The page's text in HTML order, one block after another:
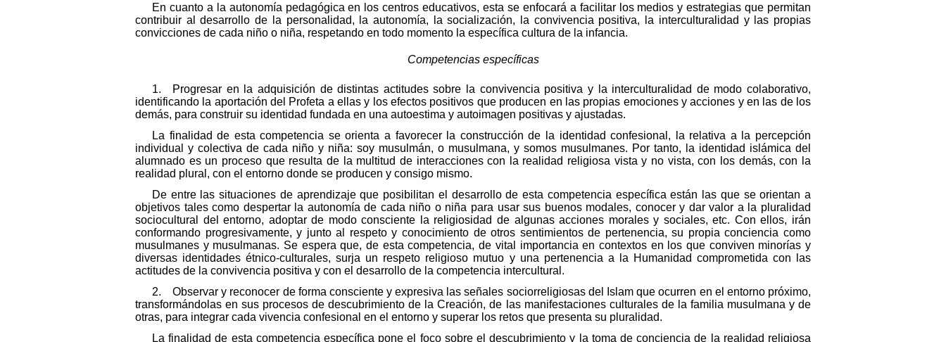
En cuanto a la autonomía pedagógica en los centros educativos, esta se enfocará a facilitar los medios y estrategias que permitan
contribuir al desarrollo de la personalidad, la autonomía, la socialización, la convivencia positiva, la interculturalidad y las propias
convicciones de cada niño o niña, respetando en todo momento la específica cultura de la infancia.
Competencias específicas
1. Progresar en la adquisición de distintas actitudes sobre la convivencia positiva y la interculturalidad de modo colaborativo,
identificando la aportación del Profeta a ellas y los efectos positivos que producen en las propias emociones y acciones y en las de los
demás, para construir su identidad fundada en una autoestima y autoimagen positivas y ajustadas.
La finalidad de esta competencia se orienta a favorecer la construcción de la identidad confesional, la relativa a la percepción
individual y colectiva de cada niño y niña: soy musulmán, o musulmana, y somos musulmanes. Por tanto, la identidad islámica del
alumnado es un proceso que resulta de la multitud de interacciones con la realidad religiosa vista y no vista, con los demás, con la
realidad plural, con el entorno donde se producen y consigo mismo.
De entre las situaciones de aprendizaje que posibilitan el desarrollo de esta competencia específica están las que se orientan a
objetivos tales como despertar la autonomía de cada niño o niña para usar sus buenos modales, conocer y dar valor a la pluralidad
sociocultural del entorno, adoptar de modo consciente la religiosidad de algunas acciones morales y sociales, etc. Con ellos, irán
conformando progresivamente, y junto al respeto y conocimiento de otros sentimientos de pertenencia, su propia conciencia como
musulmanes y musulmanas. Se espera que, de esta competencia, de vital importancia en contextos en los que conviven minorías y
diversas identidades étnico-culturales, surja un respeto religioso mutuo y una pertenencia a la Humanidad comprometida con las
actitudes de la convivencia positiva y con el desarrollo de la competencia intercultural.
2. Observar y reconocer de forma consciente y expresiva las señales sociorreligiosas del Islam que ocurren en el entorno próximo,
transformándolas en sus procesos de descubrimiento de la Creación, de las manifestaciones culturales de la familia musulmana y de
otras, para integrar cada vivencia confesional en el entorno y superar los retos que presenta su pluralidad.
La finalidad de esta competencia específica pone el foco sobre el descubrimiento y la toma de conciencia de la realidad religiosa